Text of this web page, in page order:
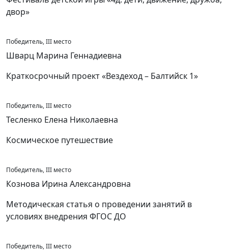
двор»
Победитель, III место
Шварц Марина Геннадиевна
Краткосрочный проект «Вездеход – Балтийск 1»
Победитель, III место
Тесленко Елена Николаевна
Космическое путешествие
Победитель, III место
Кознова Ирина Александровна
Методическая статья о проведении занятий в
условиях внедрения ФГОС ДО
Победитель, III место